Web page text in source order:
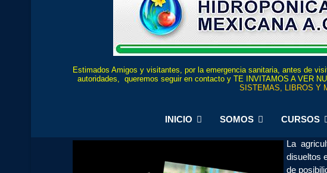
Estimados Amigos y visitantes, por la emergencia sanitaria, antes de
autoridades, queremos seguir en contacto y TE INVITAMOS A VER
SISTEMAS, LIBROS Y
INICIO SOMOS CURSOS
La
disueltos
de